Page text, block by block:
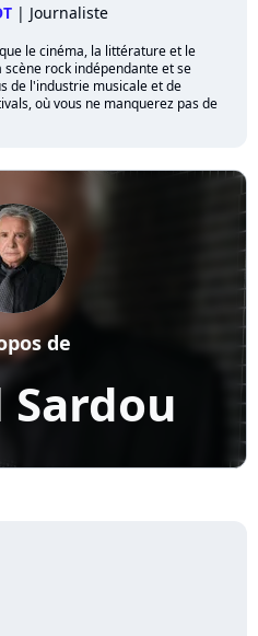
| Journaliste
le cinéma, la littérature et le
rock indépendante et se
de l'industrie musicale et de
où vous ne manquerez pas de
de